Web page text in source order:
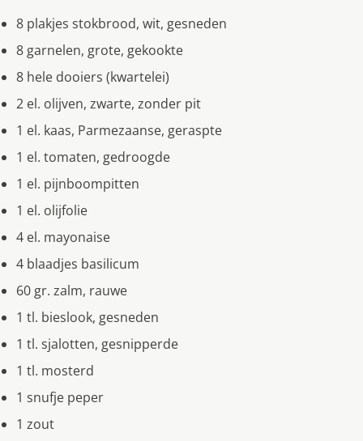
8 plakjes stokbrood, wit, gesneden
8 garnelen, grote, gekookte
8 hele dooiers (kwartelei)
2 el. olijven, zwarte, zonder pit
1 el. kaas, Parmezaanse, geraspte
1 el. tomaten, gedroogde
1 el. pijnboompitten
1 el. olijfolie
4 el. mayonaise
4 blaadjes basilicum
60 gr. zalm, rauwe
1 tl. bieslook, gesneden
1 tl. sjalotten, gesnipperde
1 tl. mosterd
1 snufje peper
1 zout